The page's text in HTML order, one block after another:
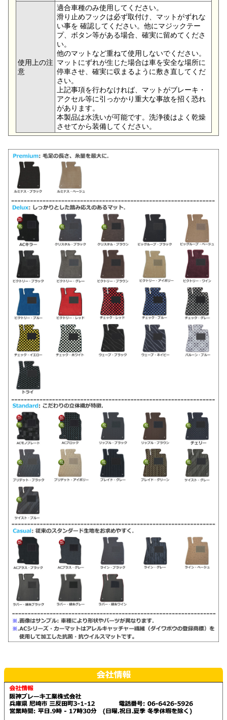
使用上の注
意
適合車種のみ使用してください。
滑り止めフックは必ず取付け、マットがずれな
い事を 確認してください。他にマジックテー
プ、ボタン等がある場合、確実に留めてくださ
い。
他のマットなど重ねて使用しないでください。
マットにずれが生じた場合は車を安全な場所に
停車させ、確実に収まるように敷き直してくだ
さい。
上記事項を行わなければ、マットがブレーキ・
アクセル等に引っかかり重大な事故を招く恐れ
があります。
本製品は水洗いが可能です。洗浄後はよく乾燥
させてから装備してください。